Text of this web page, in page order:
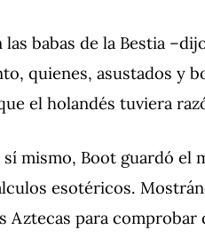
babas de la Bestia
quienes, asustados y
el holandés tuviera
mismo, Boot guardó el
esotéricos.
Aztecas para comprobar